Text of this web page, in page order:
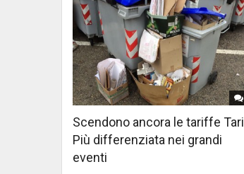
Scendono ancora le tariffe Tari
Più differenziata nei grandi
eventi